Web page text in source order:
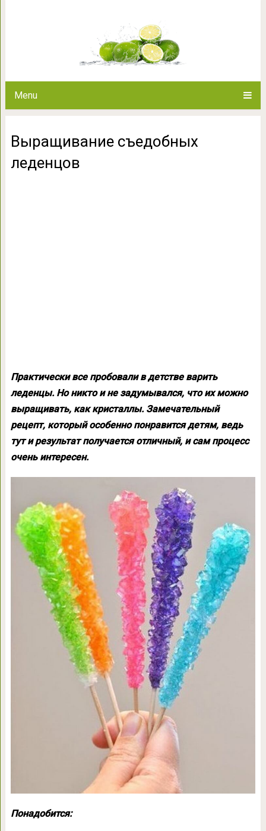
Menu
Выращивание съедобных
леденцов
Практически все пробовали в детстве варить
леденцы. Но никто и не задумывался, что их можно
выращивать, как кристаллы. Замечательный
рецепт, который особенно понравится детям, ведь
тут и результат получается отличный, и сам процесс
очень интересен.
Понадобится: